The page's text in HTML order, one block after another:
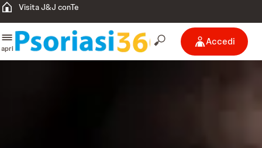
Visita J&J conTe
apri
Accedi